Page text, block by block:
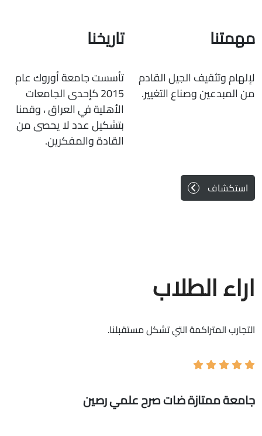
مهمتنا
لإلهام وتثقيف الجيل القادم
من المبدعين وصناع التغيير.
تاريخنا
تأسست جامعة أوروك عام
2015 كإحدى الجامعات
الأهلية في العراق ، وقمنا
بتشكيل عدد لا يحصى من
القادة والمفكرين.
استكشاف
اراء الطلاب
التجارب المتراكمة التي تشكل مستقبلنا.
جامعة ممتازة ضات صرح علمي رصين